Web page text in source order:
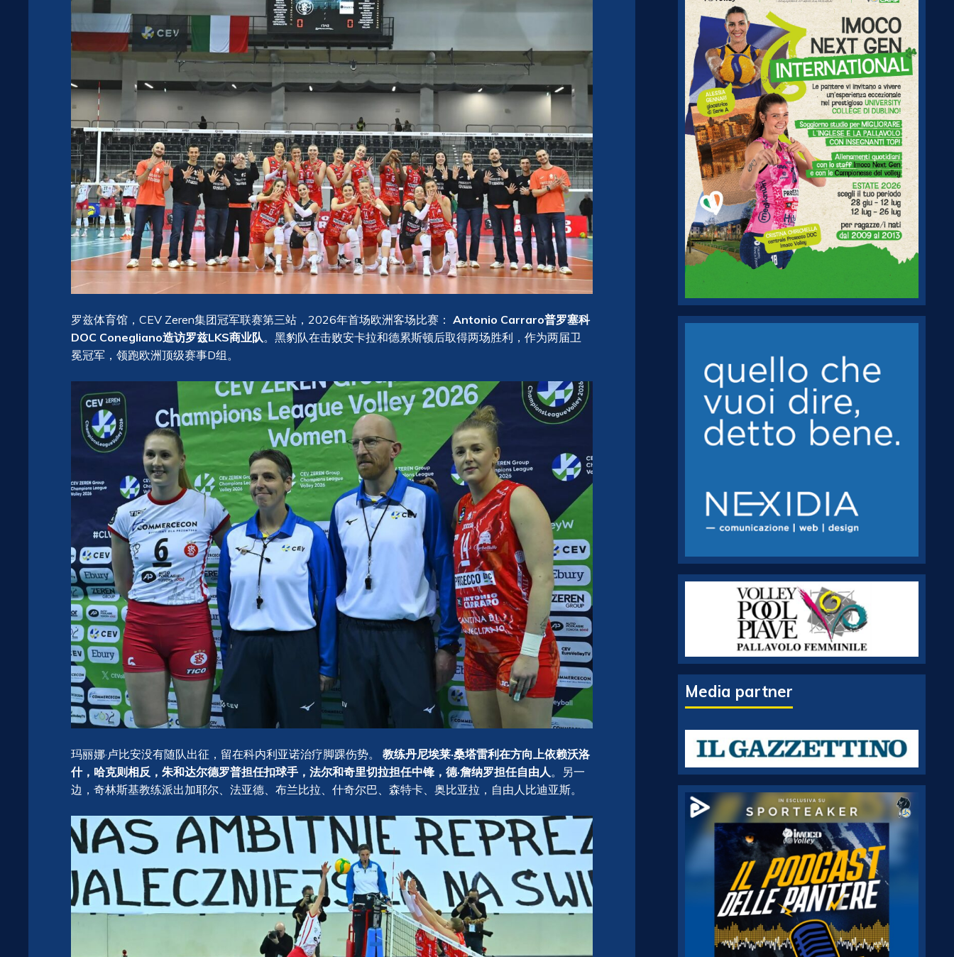
罗兹体育馆，CEV Zeren集团冠军联赛第三站，2026年首场欧洲客场比赛： Antonio Carraro普罗塞科
DOC Conegliano造访罗兹LKS商业队。黑豹队在击败安卡拉和德累斯顿后取得两场胜利，作为两届卫
冕冠军，领跑欧洲顶级赛事D组。
玛丽娜·卢比安没有随队出征，留在科内利亚诺治疗脚踝伤势。 教练丹尼埃莱·桑塔雷利在方向上依赖沃洛
什，哈克则相反，朱和达尔德罗普担任扣球手，法尔和奇里切拉担任中锋，德·詹纳罗担任自由人。另一
边，奇林斯基教练派出加耶尔、法亚德、布兰比拉、什奇尔巴、森特卡、奥比亚拉，自由人比迪亚斯。
Media partner